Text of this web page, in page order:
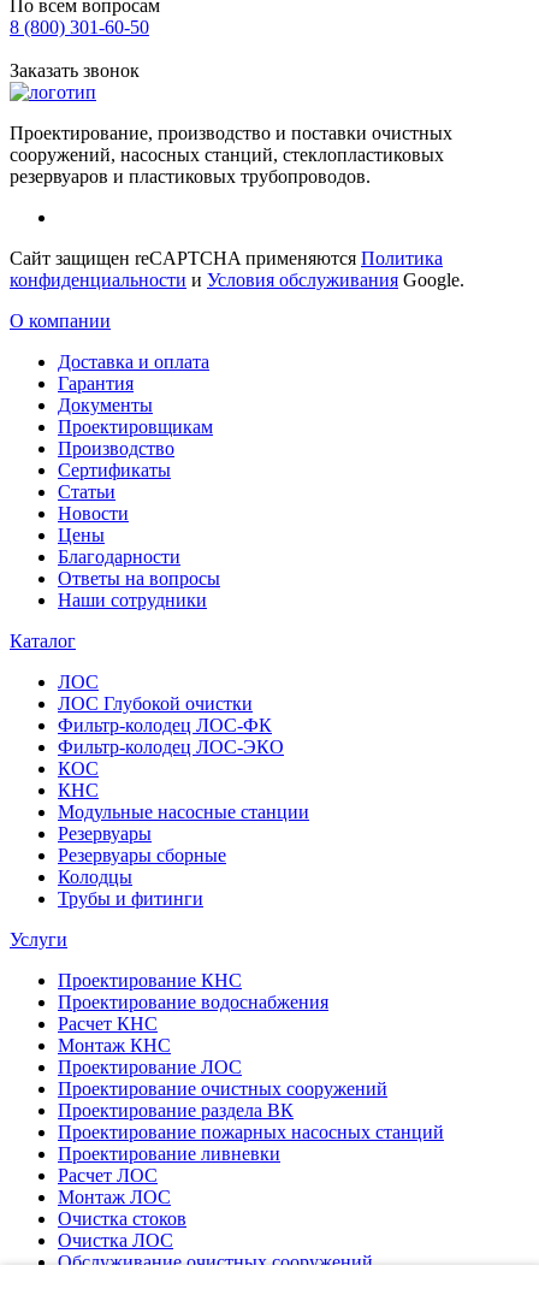
По всем вопросам
8 (800) 301-60-50
Заказать звонок
Проектирование, производство и поставки очистных
сооружений, насосных станций, стеклопластиковых
резервуаров и пластиковых трубопроводов.
Сайт защищен reCAPTCHA применяются Политика
конфиденциальности и Условия обслуживания Google.
О компании
Доставка и оплата
Гарантия
Документы
Проектировщикам
Производство
Сертификаты
Статьи
Новости
Цены
Благодарности
Ответы на вопросы
Наши сотрудники
Каталог
ЛОС
ЛОС Глубокой очистки
Фильтр-колодец ЛОС-ФК
Фильтр-колодец ЛОС-ЭКО
КОС
КНС
Модульные насосные станции
Резервуары
Резервуары сборные
Колодцы
Трубы и фитинги
Услуги
Проектирование КНС
Проектирование водоснабжения
Расчет КНС
Монтаж КНС
Проектирование ЛОС
Проектирование очистных сооружений
Проектирование раздела ВК
Проектирование пожарных насосных станций
Проектирование ливневки
Расчет ЛОС
Монтаж ЛОС
Очистка стоков
Очистка ЛОС
Обслуживание очистных сооружений